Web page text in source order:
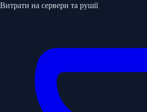
Витрати на сервери та рушії